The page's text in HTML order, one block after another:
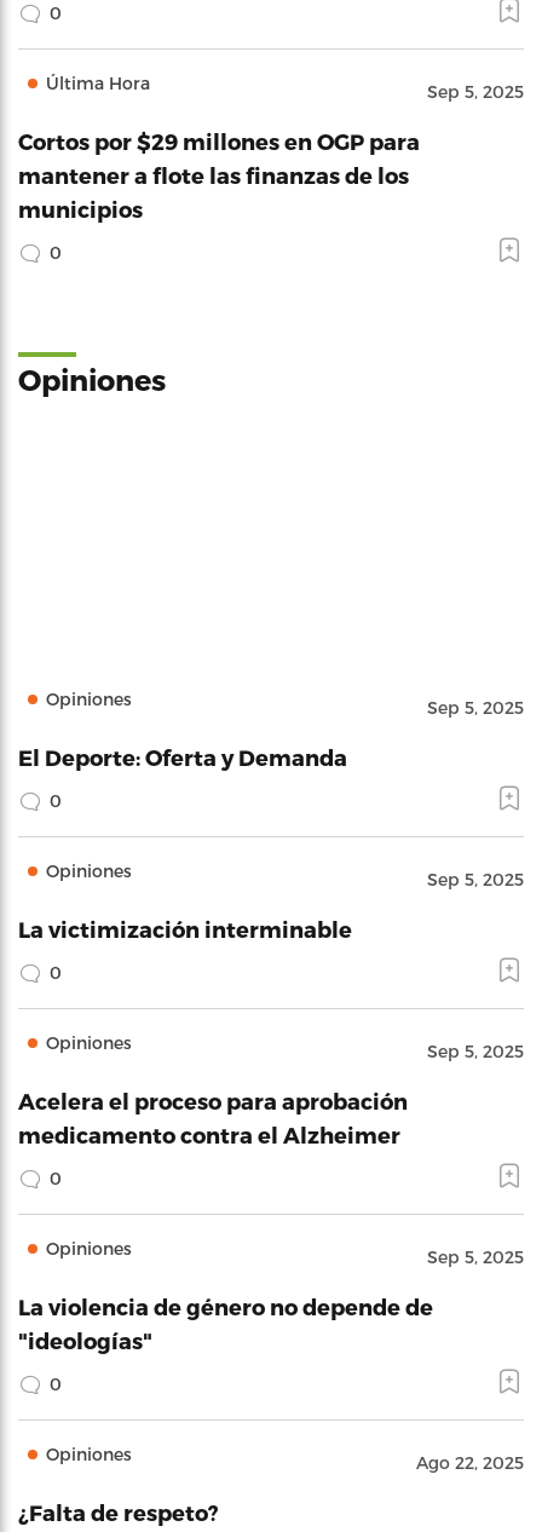
0
Última Hora Sep 5, 2025
Cortos por $29 millones en OGP para
mantener a flote las finanzas de los
municipios
0
Opiniones
Opiniones Sep 5, 2025
El Deporte: Oferta y Demanda
0
Opiniones Sep 5, 2025
La victimización interminable
0
Opiniones Sep 5, 2025
Acelera el proceso para aprobación
medicamento contra el Alzheimer
0
Opiniones Sep 5, 2025
La violencia de género no depende de
"ideologías"
0
Opiniones Ago 22, 2025
¿Falta de respeto?